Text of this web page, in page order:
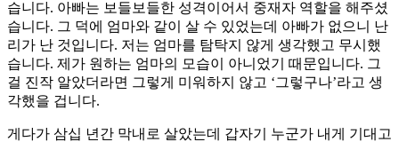
습니다. 아빠는 보들보들한 성격이어서 중재자 역할을 해주셨
습니다. 그 덕에 엄마와 같이 살 수 있었는데 아빠가 없으니 난
리가 난 것입니다. 저는 엄마를 탐탁지 않게 생각했고 무시했
습니다. 제가 원하는 엄마의 모습이 아니었기 때문입니다. 그
걸 진작 알았더라면 그렇게 미워하지 않고 ‘그렇구나’라고 생
각했을 겁니다.
게다가 삼십 년간 막내로 살았는데 갑자기 누군가 내게 기대고